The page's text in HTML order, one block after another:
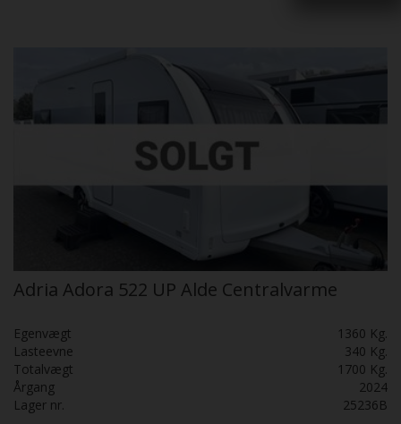
Adria Adora 522 UP Alde Centralvarme
Egenvægt
1360 Kg.
Lasteevne
340 Kg.
Totalvægt
1700 Kg.
Årgang
2024
Lager nr.
25236B